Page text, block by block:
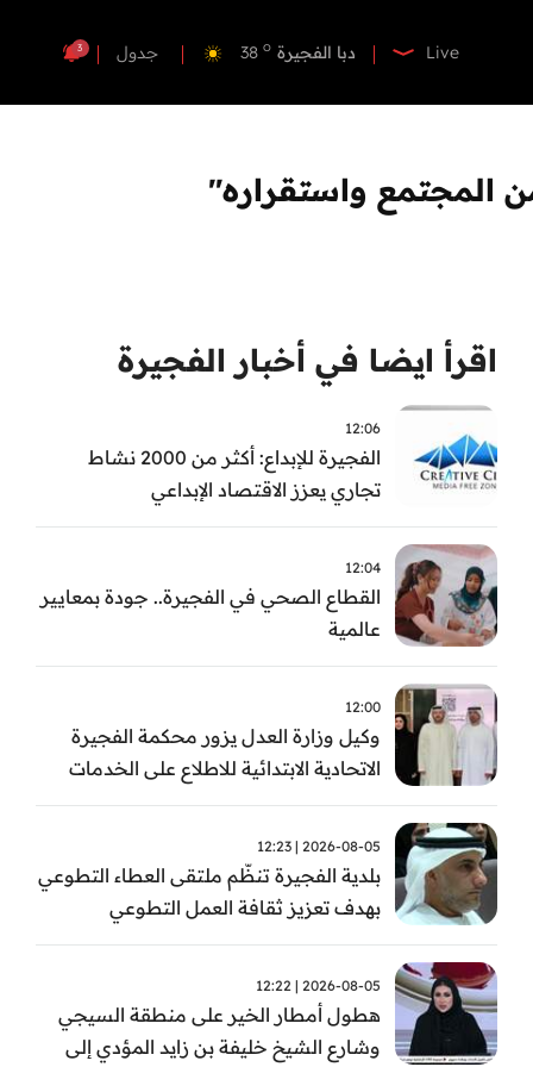
Live دبا الفجيرة 38 o
أم القيوين 39 o
جدول 3
المجتمع واستقراره"
اقرأ ايضا في أخبار الفجيرة
12:06
الفجيرة للإبداع: أكثر من 2000 نشاط
تجاري يعزز الاقتصاد الإبداعي
12:04
القطاع الصحي في الفجيرة.. جودة بمعايير
عالمية
12:00
وكيل وزارة العدل يزور محكمة الفجيرة
الاتحادية الابتدائية للاطلاع على الخدمات
التشغيلية وتطويرها
2026-08-05 | 12:23
بلدية الفجيرة تنظّم ملتقى العطاء التطوعي
بهدف تعزيز ثقافة العمل التطوعي
2026-08-05 | 12:22
هطول أمطار الخير على منطقة السيجي
وشارع الشيخ خليفة بن زايد المؤدي إلى